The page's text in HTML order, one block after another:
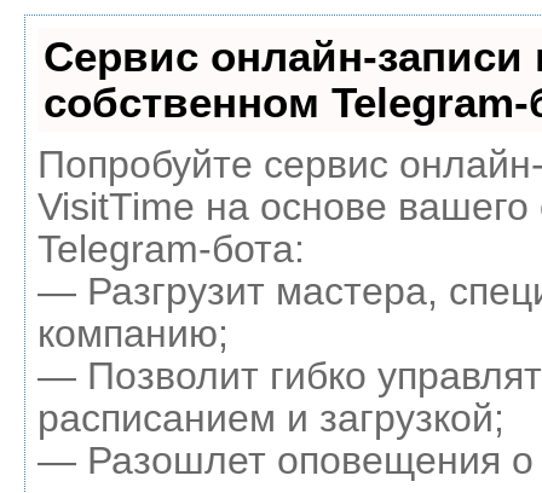
Сервис онлайн-записи
собственном Telegram-
Попробуйте сервис
VisitTime на основе вашего
Telegram-бота:
— Разгрузит мастера,
компанию;
— Позволит гибко
расписанием и загрузкой;
— Разошлет оповещения о